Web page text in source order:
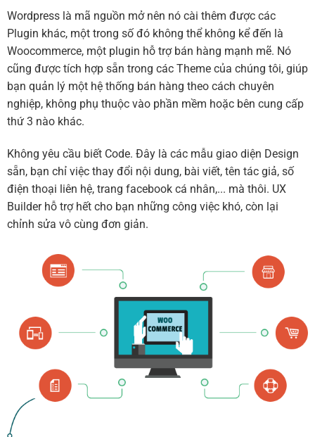
Wordpress là mã nguồn mở nên nó cài thêm được các
Plugin khác, một trong số đó không thể không kể đến là
Woocommerce, một plugin hỗ trợ bán hàng mạnh mẽ. Nó
cũng được tích hợp sẵn trong các Theme của chúng tôi, giúp
bạn quản lý một hệ thống bán hàng theo cách chuyên
nghiệp, không phụ thuộc vào phần mềm hoặc bên cung cấp
thứ 3 nào khác.
Không yêu cầu biết Code. Đây là các mẫu giao diện Design
sẵn, bạn chỉ việc thay đổi nội dung, bài viết, tên tác giả, số
điện thoại liên hệ, trang facebook cá nhân,... mà thôi. UX
Builder hỗ trợ hết cho bạn những công việc khó, còn lại
chỉnh sửa vô cùng đơn giản.